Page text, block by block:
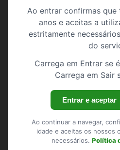
Ao entrar confirmas que
anos e aceitas a
estritamente
do
Carrega em Entrar se
Carrega em Sair
Entrar e aceptar
Ao continuar a navegar,
idade e aceitas os nossos
necessários. Política
Encontro trans em Viseu:
– sem bots nem perfis
Carregal do Sal
Mangualde
Oliveira de Frades
Penedono Resende Santa
São João da Pesqueira